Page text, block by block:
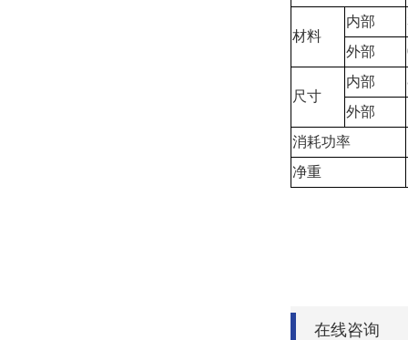
材料
内部
外部
尺寸
内部
外部
消耗功率
净重
在线咨询